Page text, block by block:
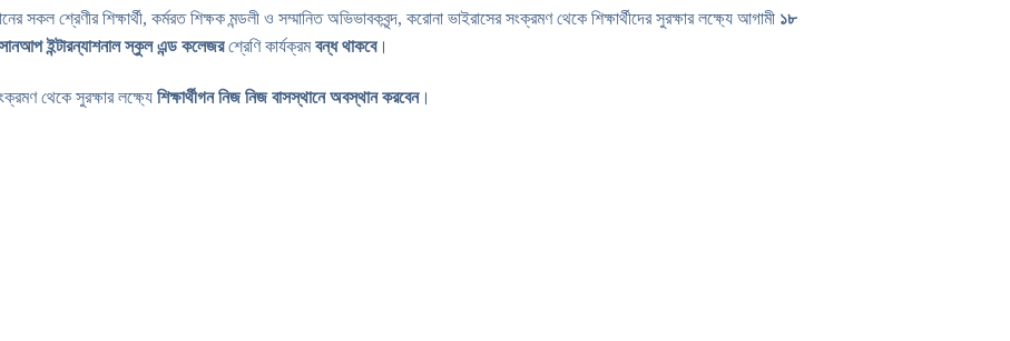
শ্রেণীর শিক্ষার্থী, কর্মরত শিক্ষক মন্ডলী ও সম্মানিত অভিভাবকবৃন্দ, করোনা ভাইরাসের সংক্রমণ থেকে শিক্ষার্থীদের সুরক্ষার লক্ষ্যে আগামী ১৮
সানআপ ইন্টারন্যাশনাল স্কুল এন্ড কলেজরশ্রেণি কার্যক্রমবন্ধ থাকবে।
থেকে সুরক্ষার লক্ষ্যে শিক্ষার্থীগন নিজ নিজ বাসস্থানে অবস্থান করবেন।